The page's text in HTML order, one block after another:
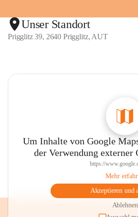
Unser Standort
Prigglitz 39, 2640 Prigglitz, AUT
Um Inhalte von Google
der Verwendung externer
https://
Mehr
Akzeptieren und
Ablehnen